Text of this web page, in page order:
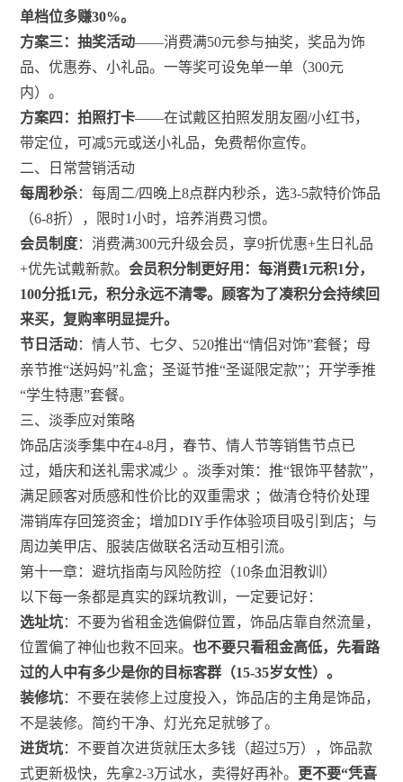
单档位多赚30%。
方案三：抽奖活动——消费满50元参与抽奖，奖品为饰
品、优惠券、小礼品。一等奖可设免单一单（300元
内）。
方案四：拍照打卡——在试戴区拍照发朋友圈/小红书，
带定位，可减5元或送小礼品，免费帮你宣传。
二、日常营销活动
每周秒杀：每周二/四晚上8点群内秒杀，选3-5款特价饰品
（6-8折），限时1小时，培养消费习惯。
会员制度：消费满300元升级会员，享9折优惠+生日礼品
+优先试戴新款。会员积分制更好用：每消费1元积1分，
100分抵1元，积分永远不清零。顾客为了凑积分会持续回
来买，复购率明显提升。
节日活动：情人节、七夕、520推出“情侣对饰”套餐；母
亲节推“送妈妈”礼盒；圣诞节推“圣诞限定款”；开学季推
“学生特惠”套餐。
三、淡季应对策略
饰品店淡季集中在4-8月，春节、情人节等销售节点已
过，婚庆和送礼需求减少 。淡季对策：推“银饰平替款”，
满足顾客对质感和性价比的双重需求 ；做清仓特价处理
滞销库存回笼资金；增加DIY手作体验项目吸引到店；与
周边美甲店、服装店做联名活动互相引流。
第十一章：避坑指南与风险防控（10条血泪教训）
以下每一条都是真实的踩坑教训，一定要记好：
选址坑：不要为省租金选偏僻位置，饰品店靠自然流量，
位置偏了神仙也救不回来。也不要只看租金高低，先看路
过的人中有多少是你的目标客群（15-35岁女性）。
装修坑：不要在装修上过度投入，饰品店的主角是饰品，
不是装修。简约干净、灯光充足就够了。
进货坑：不要首次进货就压太多钱（超过5万），饰品款
式更新极快，先拿2-3万试水，卖得好再补。 更不要“凭喜